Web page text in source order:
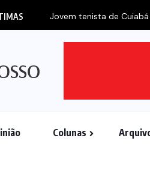
Jovem tenista de
Colunas